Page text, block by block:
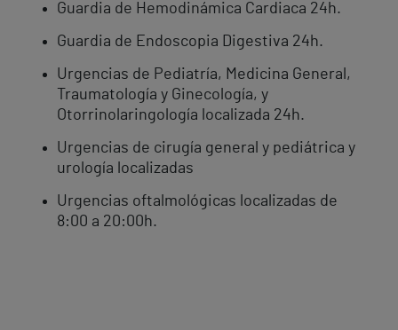
Guardia de Hemodinámica Cardiaca 24h.
Guardia de Endoscopia Digestiva 24h.
Urgencias de Pediatría, Medicina General,
Traumatología y Ginecología, y
Otorrinolaringología localizada 24h.
Urgencias de cirugía general y pediátrica y
urología localizadas
Urgencias oftalmológicas localizadas de
8:00 a 20:00h.